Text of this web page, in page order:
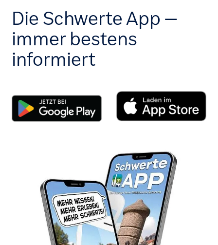
Die Schwerte App –
immer bestens
informiert